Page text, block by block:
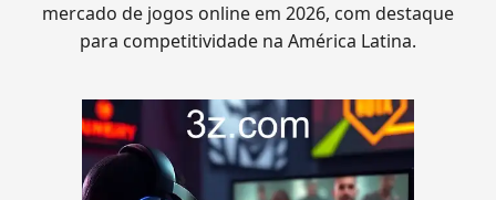
mercado de jogos online em 2026, com destaque
para competitividade na América Latina.